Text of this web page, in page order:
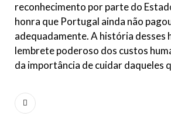
reconhecimento por parte do
honra que Portugal ainda não
adequadamente. A história desses
lembrete poderoso dos custos
da importância de cuidar daqueles